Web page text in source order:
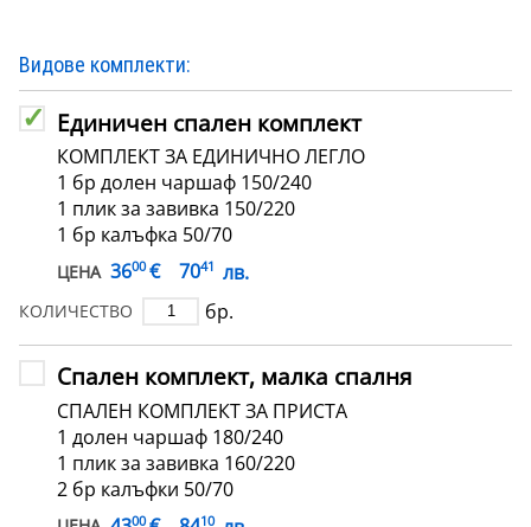
Видове комплекти:
Единичен спален комплект
КОМПЛЕКТ ЗА ЕДИНИЧНО ЛЕГЛО
1 бр долен чаршаф 150/240
1 плик за завивка 150/220
1 бр калъфка 50/70
ЦЕНА 3600 € 7041 лв.
КОЛИЧЕСТВО бр.
Спален комплект, малка спалня
СПАЛЕН КОМПЛЕКТ ЗА ПРИСТА
1 долен чаршаф 180/240
1 плик за завивка 160/220
2 бр калъфки 50/70
00 10